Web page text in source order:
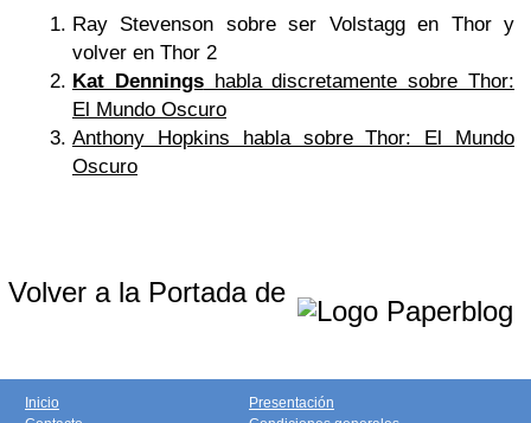
Ray Stevenson sobre ser Volstagg en Thor y
volver en Thor 2
Kat Denningshabla discretamente sobre Thor:
El Mundo Oscuro
Anthony Hopkins habla sobre Thor: El Mundo
Oscuro
Volver a la Portada de
Inicio
Presentación